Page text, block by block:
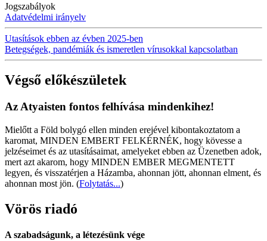
Jogszabályok
Adatvédelmi irányelv
Utasítások ebben az évben 2025-ben
Betegségek, pandémiák és ismeretlen vírusokkal kapcsolatban
Végső előkészületek
Az Atyaisten fontos felhívása mindenkihez!
Mielőtt a Föld bolygó ellen minden erejével kibontakoztatom a
karomat, MINDEN EMBERT FELKÉRNÉK, hogy kövesse a
jelzéseimet és az utasításaimat, amelyeket ebben az Üzenetben adok,
mert azt akarom, hogy MINDEN EMBER MEGMENTETT
legyen, és visszatérjen a Házamba, ahonnan jött, ahonnan elment, és
ahonnan most jön. (Folytatás...)
Vörös riadó
A szabadságunk, a létezésünk vége